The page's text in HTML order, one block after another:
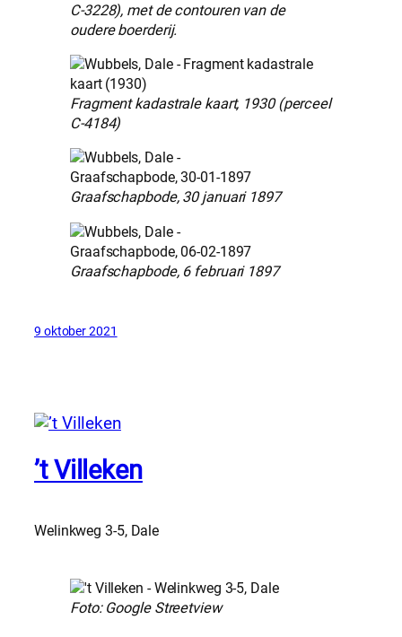
C-3228), met de contouren van de
oudere boerderij.
Fragment kadastrale kaart, 1930 (perceel
C-4184)
Graafschapbode, 30 januari 1897
Graafschapbode, 6 februari 1897
9 oktober 2021
’t Villeken
Welinkweg 3-5, Dale
Foto: Google Streetview